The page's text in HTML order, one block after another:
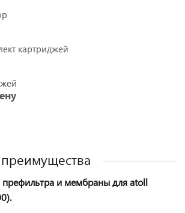
картриджей
и мембраны для atoll